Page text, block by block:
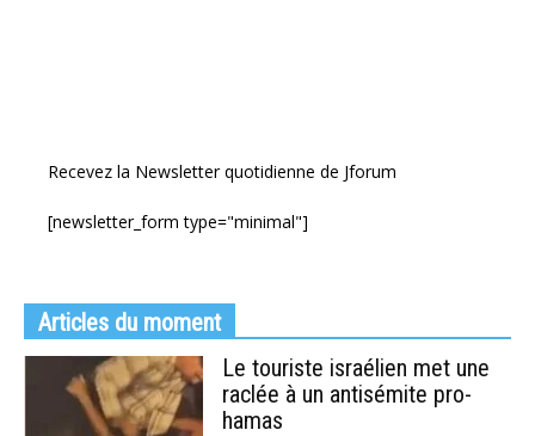
Recevez la Newsletter quotidienne de Jforum
[newsletter_form type="minimal"]
Articles du moment
Le touriste israélien met une
raclée à un antisémite pro-
hamas